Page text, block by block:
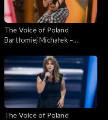
The Voice of Poland
Bartłomiej Michałek –
Przesłuchania w ciemno, 28
września 2024
The Voice of Poland